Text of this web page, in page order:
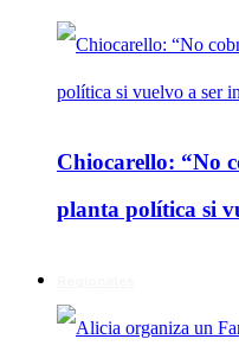
Chiocarello: “No
planta política si